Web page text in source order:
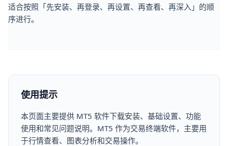
适合按照「先安装、再登录、再设置、再查看、再深入」的顺
序进行。
使用提示
本页面主要提供 MT5 软件下载安装、基础设置、功能
使用和常见问题说明。MT5 作为交易终端软件，主要用
于行情查看、图表分析和交易操作。